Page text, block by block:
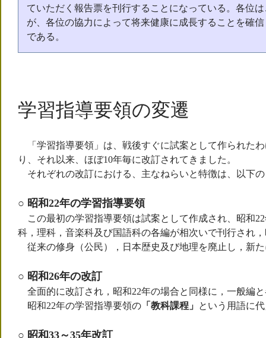
ていただく報告票を刊行することになっている。各位
が、各位の協力によって将来健康に成長することを確
である。
学習指導要領の変遷
「学習指導要領」は、戦後すぐに試案として作られた
り、それ以来、ほぼ10年毎に改訂されてきました。
それぞれの改訂における、主なねらいと特徴は、以下
○ 昭和22年の学習指導要領
この最初の学習指導要領は試案として作成され、昭和
科，理科，音楽科及び国語科の各編が相次いで刊行され
従来の修身（公民），日本歴史及び地理を廃止し，新
○ 昭和26年の改訂
全面的に改訂され，昭和22年の場合と同様に，一般編
昭和22年の学習指導要領の 「教科課程」 という用語に
○ 昭和33～35年改訂